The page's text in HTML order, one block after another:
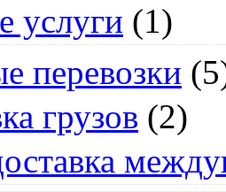
услуги (1)
перевозки
грузов (2)